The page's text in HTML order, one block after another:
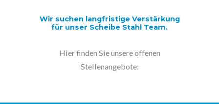
Wir suchen langfristige Verstärkung
für unser Scheibe Stahl Team.
Hier finden Sie unsere offenen
Stellenangebote: